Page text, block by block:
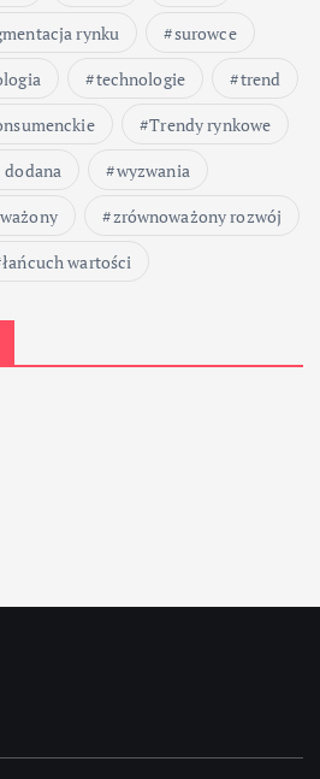
rynku
surowce
technologie
trend
Trendy rynkowe
dodana
wyzwania
zrównoważony rozwój
łańcuch wartości